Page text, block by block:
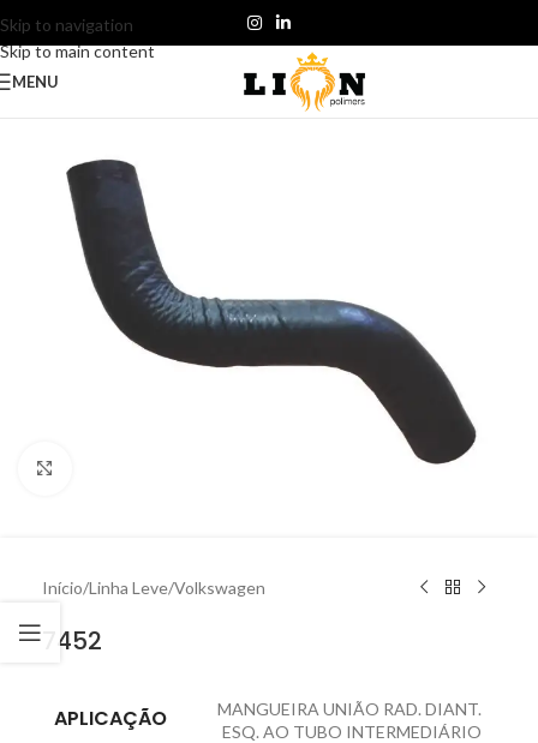
Skip to navigation
Skip to main content
MENU
Início/Linha Leve/Volkswagen
7452
APLICAÇÃO
MANGUEIRA UNIÃO RAD. DIANT.
ESQ. AO TUBO INTERMEDIÁRIO